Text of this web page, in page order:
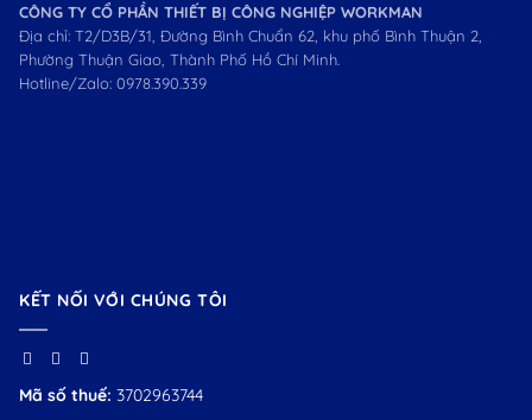
CÔNG TY CỔ PHẦN THIẾT BỊ CÔNG NGHIỆP WORKMAN
Địa chỉ: T2/D3B/31, Đường Bình Chuẩn 62, khu phố Bình Thuận 2,
Phường Thuận Giao, Thành Phố Hồ Chí Minh.
Hotline/Zalo: 0978.390.339
KẾT NỐI VỚI CHÚNG TÔI
Mã số thuế: 3702963744